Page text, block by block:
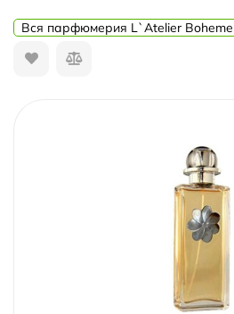
Вся парфюмерия L`Atelier Boheme